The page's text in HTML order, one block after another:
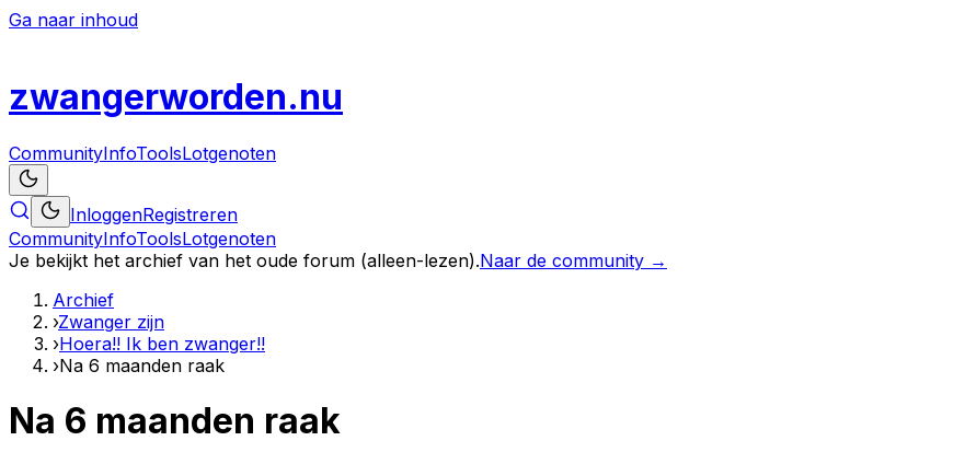
Ga naar inhoud
zwangerworden.nu
CommunityInfoToolsLotgenoten
InloggenRegistreren
CommunityInfoToolsLotgenoten
Je bekijkt het archief van het oude forum (alleen-lezen).Naar de community →
Archief
›Zwanger zijn
›Hoera!! Ik ben zwanger!!
›Na 6 maanden raak
Na 6 maanden raak